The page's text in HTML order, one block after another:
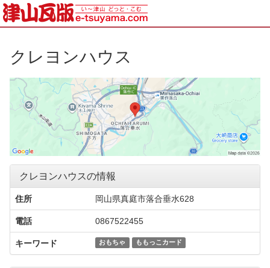
クレヨンハウス
クレヨンハウスの情報
住所 岡山県真庭市落合垂水628
電話 0867522455
キーワード おもちゃ ももっこカード